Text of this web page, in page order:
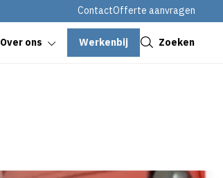
ContactOfferte aanvragen
Over ons Werkenbij Zoeken
Sluiten